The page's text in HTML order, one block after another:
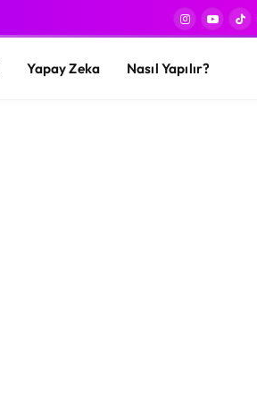
Instagram
Yapay Zeka Nasıl Yapılır?